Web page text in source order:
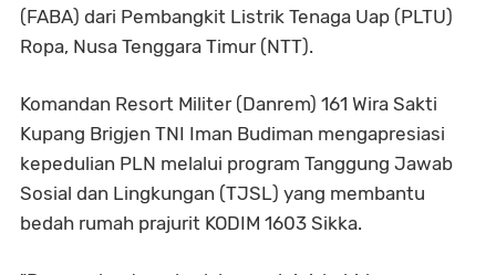
(FABA) dari Pembangkit Listrik Tenaga Uap (PLTU)
Ropa, Nusa Tenggara Timur (NTT).
Komandan Resort Militer (Danrem) 161 Wira Sakti
Kupang Brigjen TNI Iman Budiman mengapresiasi
kepedulian PLN melalui program Tanggung Jawab
Sosial dan Lingkungan (TJSL) yang membantu
bedah rumah prajurit KODIM 1603 Sikka.